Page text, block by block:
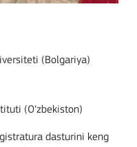
(Bolgariya)
(O‘zbekiston)
dasturini keng